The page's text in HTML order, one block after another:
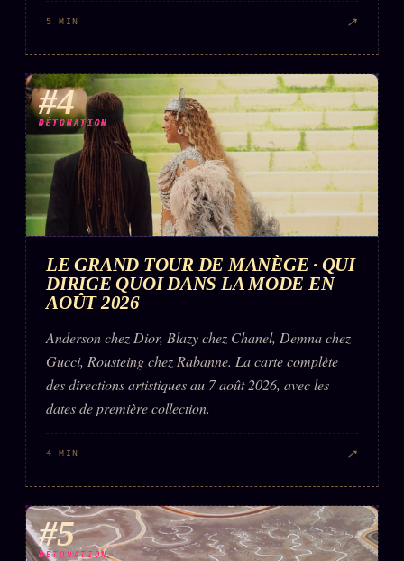
5 MIN ↗
#4
DÉTONATION
LE GRAND TOUR DE MANÈGE · QUI
DIRIGE QUOI DANS LA MODE EN
AOÛT 2026
Anderson chez Dior, Blazy chez Chanel, Demna chez
Gucci, Rousteing chez Rabanne. La carte complète
des directions artistiques au 7 août 2026, avec les
dates de première collection.
4 MIN ↗
#5
DÉTONATION